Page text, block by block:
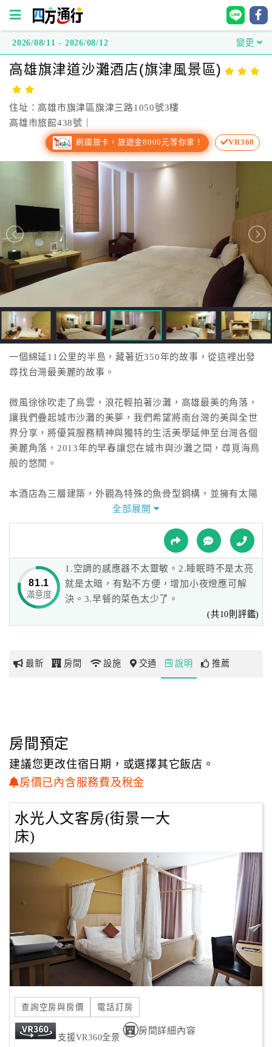
方
通
行
訂
訂
房
直
接
跟
飯
店
訂
房
HOT
特
色
民
宿
全
租
網
紅
顧
客
服
顧
客
單
管
理
會
員
2026/08/11 - 2026/08/12 變更
高雄旗津道沙灘酒店(旗津風景區)
住址：高雄市旗津區旗津三路1050號3樓
高雄市旅館438號｜
刷國旅卡，旅遊金8000元等你拿！ VR360
一個綿延11公里的半島，藏著近350年的故事，從這裡出發
尋找台灣最美麗的故事。
微風徐徐吹走了烏雲，浪花輕拍著沙灘，高雄最美的角落，
讓我們疊起城市沙灘的美夢，我們希望將南台灣的美與全世
界分享，將優質服務精神與獨特的生活美學延伸至台灣各個
美麗角落，2013年的早春讓您在城市與沙灘之間，尋覓海鳥
般的悠閒。
本酒店為三層建築，外觀為特殊的魚骨型鋼構，並擁有太陽
能光電綠建築且於2010年獲得「國家卓越建設獎」金質獎，
成為旗津新地標。此次，以生活美學、海洋元素打造不同的
空間意涵，在沙灘旁與海鷗一同翱翔，和風箏一同飛翔，體
驗不同的海洋氣息，千萬別不小心錯過世界的美！
全部展開
81.1
滿意度
1.空調的感應器不太靈敏。2.睡眠時不是太亮
就是太暗，有點不方便，增加小夜燈應可解
決。3.早餐的菜色太少了。
(共10則評鑑)
最新 房間 設施 交通 說明 推薦
房間預定
建議您更改住宿日期，或選擇其它飯店。
房價已內含服務費及稅金
水光人文客房(街景一大
床)
查詢空房與房價 電話訂房
支援VR360全景
房間詳細內容